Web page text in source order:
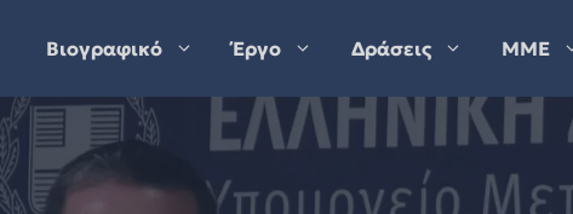
Βιογραφικό Έργο Δράσεις ΜΜΕ